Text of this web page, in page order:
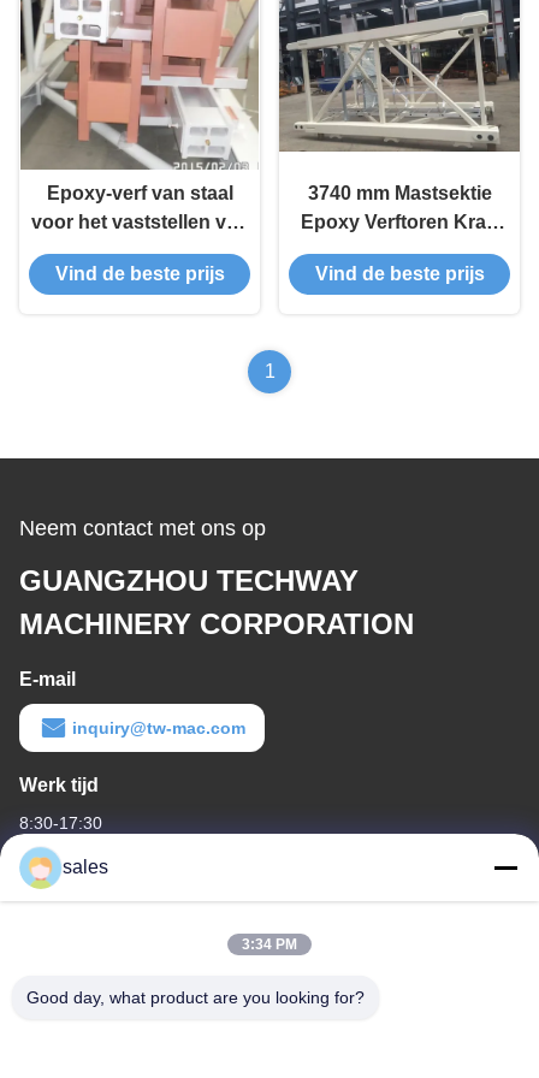
Epoxy-verf van staal
voor het vaststellen van
hoeken voor Comedil
torenkraan
Vind de beste prijs
3740 mm Mastsektie
Epoxy Verftoren Kran
Onderdelen
Vind de beste prijs
1
Neem contact met ons op
GUANGZHOU TECHWAY
MACHINERY CORPORATION
E-mail
inquiry@tw-mac.com
Werk tijd
8:30-17:30
Ons adres
Kamer 1311, gebouw nr. 3 Golson Plaza, nr. 163 Yingbin Ave,
sales
3:34 PM
Good day, what product are you looking for?